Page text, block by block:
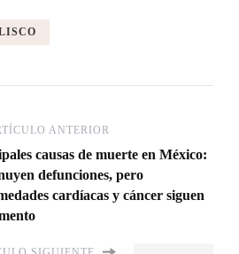
ANTERIOR
causas de muerte en México:
defunciones, pero
cardíacas y cáncer siguen